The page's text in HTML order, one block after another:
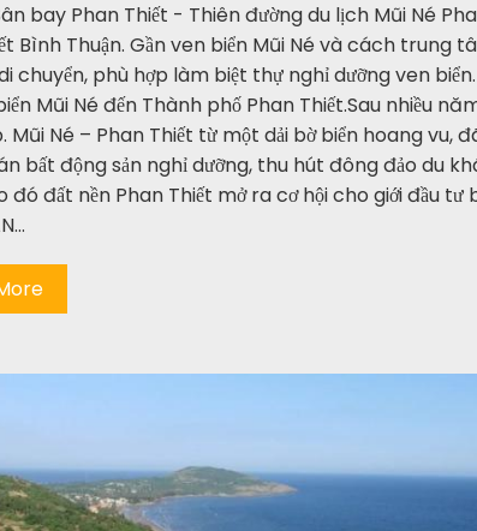
bay Phan Thiết - Thiên đường du lịch Mũi Né
Bình Thuận. Gần ven biển Mũi Né và cách trung
chuyển, phù hợp làm biệt thự nghỉ dưỡng ven
Mũi Né đến Thành phố Phan Thiết.Sau nhiều
Mũi Né – Phan Thiết từ một dải bờ biển hoang vu,
bất động sản nghỉ dưỡng, thu hút đông đảo du
đó đất nền Phan Thiết mở ra cơ hội cho giới đầu tư